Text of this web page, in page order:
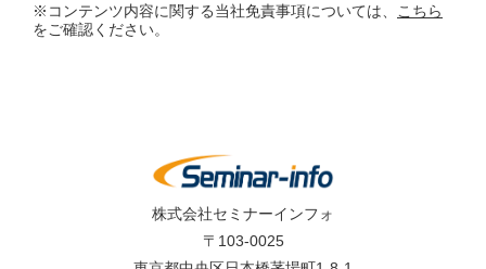
※コンテンツ内容に関する当社免責事項については、
こちら
をご確認ください。
株式会社セミナーインフォ
〒103-0025